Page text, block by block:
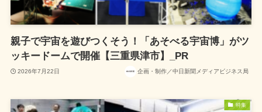
親子で宇宙を遊びつくそう！「あそべる宇宙博」がツ
ッキードームで開催【三重県津市】_PR
2026年7月22日 企画・制作／中日新聞メディアビジネス局
特集